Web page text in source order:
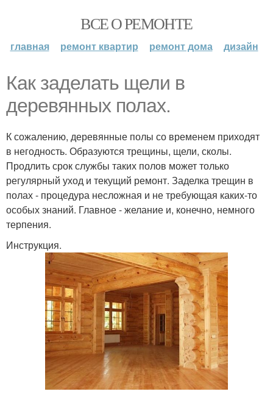
ВСЕ О РЕМОНТЕ
главная ремонт квартир ремонт дома дизайн
Как заделать щели в
деревянных полах.
К сожалению, деревянные полы со временем приходят
в негодность. Образуются трещины, щели, сколы.
Продлить срок службы таких полов может только
регулярный уход и текущий ремонт. Заделка трещин в
полах - процедура несложная и не требующая каких-то
особых знаний. Главное - желание и, конечно, немного
терпения.
Инструкция.